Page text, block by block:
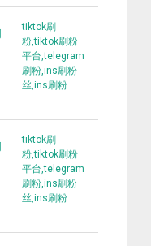
tiktok刷
粉,tiktok刷粉
平台,telegram
刷粉,ins刷粉
丝,ins刷粉
tiktok刷
粉,tiktok刷粉
平台,telegram
刷粉,ins刷粉
丝,ins刷粉